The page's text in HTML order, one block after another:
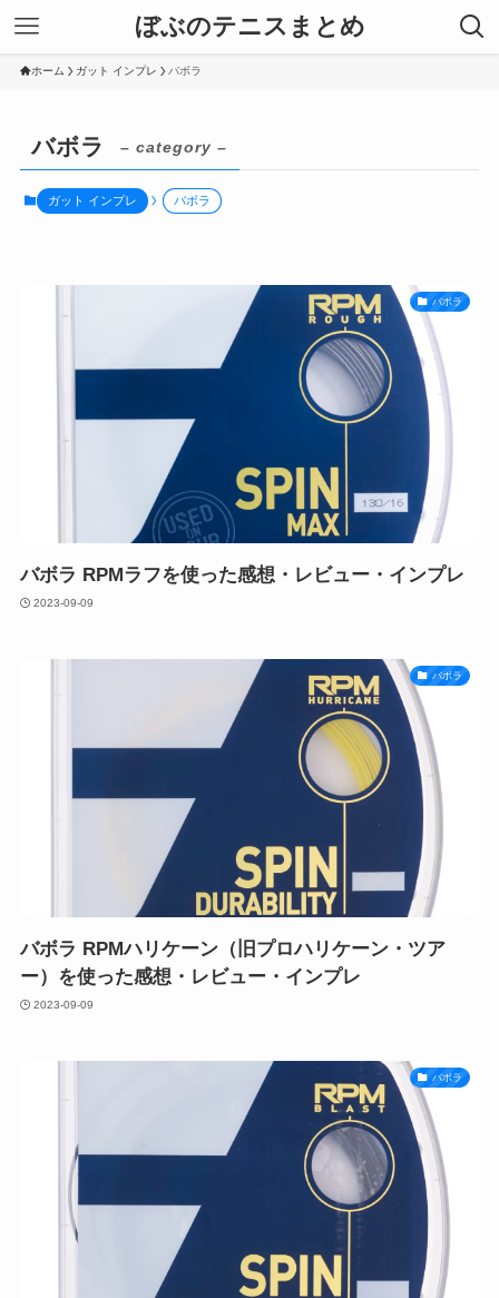
ぼぶのテニスまとめ
ホーム ガット インプレ バボラ
バボラ – category –
ガット インプレ バボラ
バボラ
バボラ RPMラフを使った感想・レビュー・インプレ
2023-09-09
バボラ
バボラ RPMハリケーン（旧プロハリケーン・ツア
ー）を使った感想・レビュー・インプレ
2023-09-09
バボラ